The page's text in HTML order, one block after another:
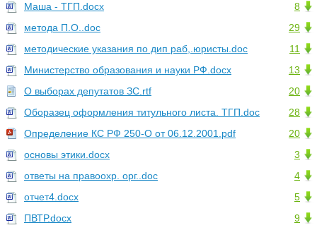
8
Маша - ТГП.docx
29
метода П.О..doc
11
методические указания по дип раб,.юристы.doc
13
Министерство образования и науки РФ.docx
20
О выборах депутатов ЗС.rtf
28
Оборазец оформления титульного листа. ТГП.doc
20
Определение КС РФ 250-О от 06.12.2001.pdf
3
основы этики.docx
4
ответы на правоохр. орг..doc
5
отчет4.docx
9
ПВТР.docx